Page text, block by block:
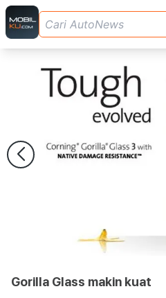
Gorilla Glass makin kuat